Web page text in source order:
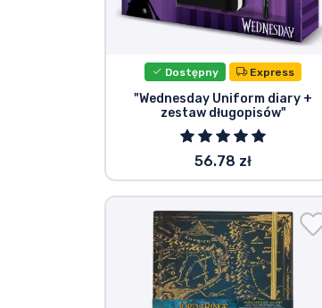
Dostępny Express
"Wednesday Uniform diary +
zestaw długopisów"
56.78 zł
Rzeczy filmowe
Wspaniałe rzeczy
Rzeczy z anime
Rzeczy dla graczy
Rzeczy sportowe